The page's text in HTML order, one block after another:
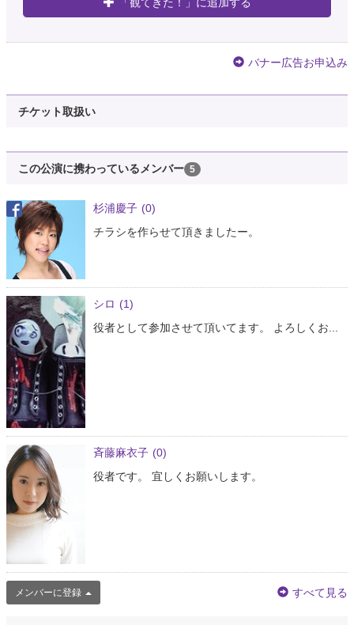
バナー広告お申込み
チケット取扱い
この公演に携わっているメンバー 5
杉浦慶子 (0)
チラシを作らせて頂きましたー。
シロ (1)
役者として参加させて頂いてます。 よろしくお...
斉藤麻衣子 (0)
役者です。 宜しくお願いします。
メンバーに登録 すべて見る